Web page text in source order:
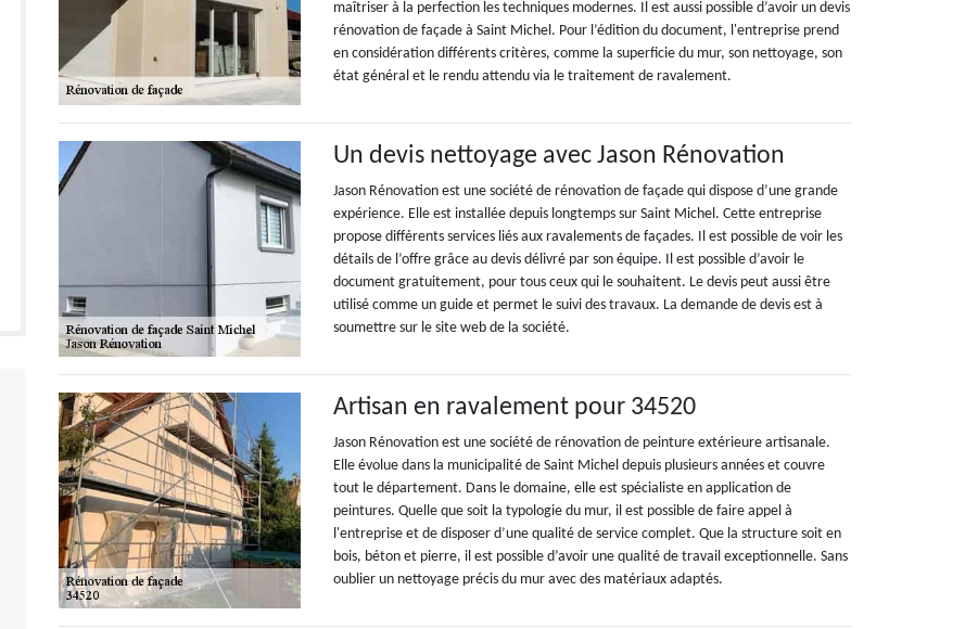
maîtriser à la perfection les techniques modernes. Il est aussi possible d’avoir un devis
rénovation de façade à Saint Michel. Pour l’édition du document, l'entreprise prend
en considération différents critères, comme la superficie du mur, son nettoyage, son
état général et le rendu attendu via le traitement de ravalement.
Un devis nettoyage avec Jason Rénovation
Jason Rénovation est une société de rénovation de façade qui dispose d’une grande
expérience. Elle est installée depuis longtemps sur Saint Michel. Cette entreprise
propose différents services liés aux ravalements de façades. Il est possible de voir les
détails de l’offre grâce au devis délivré par son équipe. Il est possible d’avoir le
document gratuitement, pour tous ceux qui le souhaitent. Le devis peut aussi être
utilisé comme un guide et permet le suivi des travaux. La demande de devis est à
soumettre sur le site web de la société.
Artisan en ravalement pour 34520
Jason Rénovation est une société de rénovation de peinture extérieure artisanale.
Elle évolue dans la municipalité de Saint Michel depuis plusieurs années et couvre
tout le département. Dans le domaine, elle est spécialiste en application de
peintures. Quelle que soit la typologie du mur, il est possible de faire appel à
l'entreprise et de disposer d’une qualité de service complet. Que la structure soit en
bois, béton et pierre, il est possible d’avoir une qualité de travail exceptionnelle. Sans
oublier un nettoyage précis du mur avec des matériaux adaptés.